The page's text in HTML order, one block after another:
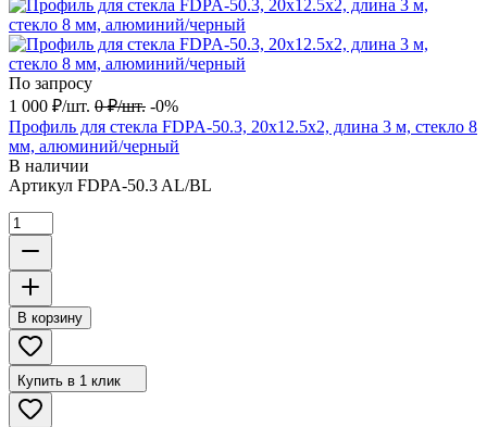
По запросу
1 000 ₽/шт. 0 ₽/шт. -0%
Профиль для стекла FDPA-50.3, 20х12.5х2, длина 3 м, стекло 8
мм, алюминий/черный
В наличии
Артикул FDPA-50.3 AL/BL
В корзину
Купить в 1 клик